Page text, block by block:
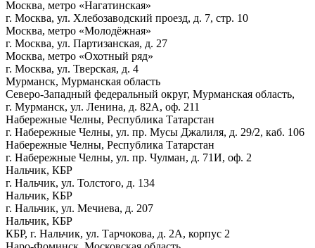
Москва, метро «Нагатинская»
г. Москва, ул. Хлебозаводский проезд, д. 7, стр. 10
Москва, метро «Молодёжная»
г. Москва, ул. Партизанская, д. 27
Москва, метро «Охотный ряд»
г. Москва, ул. Тверская, д. 4
Мурманск, Мурманская область
Северо-Западный федеральный округ, Мурманская область,
г. Мурманск, ул. Ленина, д. 82А, оф. 211
Набережные Челны, Республика Татарстан
г. Набережные Челны, ул. пр. Мусы Джалиля, д. 29/2, каб. 106
Набережные Челны, Республика Татарстан
г. Набережные Челны, ул. пр. Чулман, д. 71И, оф. 2
Нальчик, КБР
г. Нальчик, ул. Толстого, д. 134
Нальчик, КБР
г. Нальчик, ул. Мечиева, д. 207
Нальчик, КБР
КБР, г. Нальчик, ул. Тарчокова, д. 2А, корпус 2